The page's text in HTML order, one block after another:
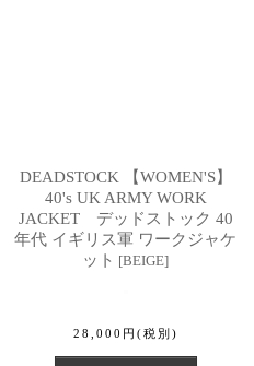
DEADSTOCK 【WOMEN'S】
40's UK ARMY WORK
JACKET デッドストック 40
年代 イギリス軍 ワークジャケ
ット [BEIGE]
28,000 円 (税別)